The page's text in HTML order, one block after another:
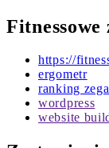
Fitnessowe
https://
ergometr
ranking
wordpress
website